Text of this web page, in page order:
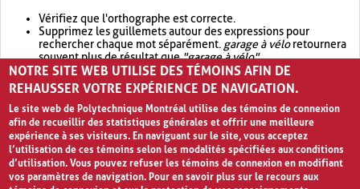
Vérifiez que l'orthographe est correcte.
Supprimez les guillemets autour des expressions pour
rechercher chaque mot séparément. garage à véloretournera
souvent plus de résultat que"garage à vélo".
Envisagez d'élargir votre recherche avec OR.garage OR vélo
retournera souvent plus de résultat quegarage à vélo
NOTRE SITE WEB UTILISE DES TÉMOINS AFIN DE
REHAUSSER VOTRE EXPÉRIENCE DE NAVIGATION.
Le site web de Polytechnique Montréal utilise des témoins de connexion
afin de recueillir des statistiques générales et offrir une meilleure
expérience à ses visiteurs. En naviguant sur le site, vous acceptez
l’utilisation de ces témoins selon les modalités spécifiées aux conditions
d’utilisation. Vous pouvez refuser les témoins de connexion en modifiant
vos paramètres de navigation. Pour en savoir plus sur le recours aux